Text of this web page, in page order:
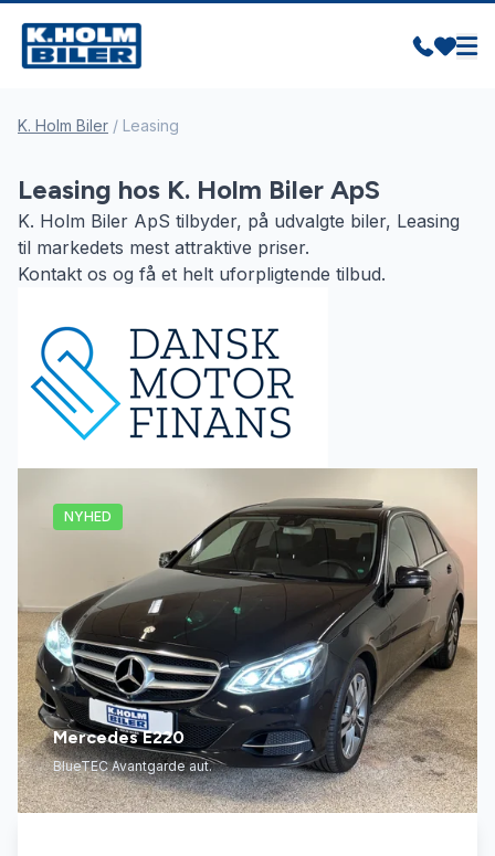
K. Holm Biler / Leasing
Leasing hos K. Holm Biler ApS
K. Holm Biler ApS tilbyder, på udvalgte biler, Leasing
til markedets mest attraktive priser.
Kontakt os og få et helt uforpligtende tilbud.
NYHED
Mercedes E220
BlueTEC Avantgarde aut.